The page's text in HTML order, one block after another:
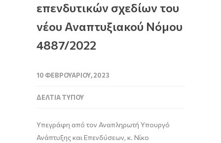
επενδυτικών σχεδίων του
νέου Αναπτυξιακού Νόμου
4887/2022
10 ΦΕΒΡΟΥΑΡΊΟΥ, 2023
ΔΕΛΤΊΑ ΤΎΠΟΥ
Υπεγράφη από τον Αναπληρωτή Υπουργό
Ανάπτυξης και Επενδύσεων, κ. Νίκο